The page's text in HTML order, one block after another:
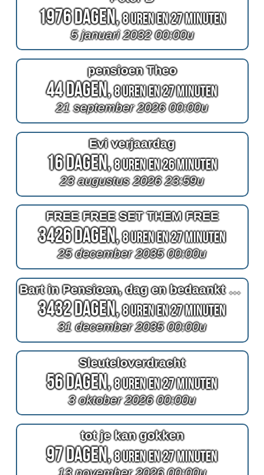
1976 Dagen,8 Uren en 27 Minuten
5 januari 2032 00:00u
pensioen Theo
44 Dagen,8 Uren en 27 Minuten
21 september 2026 00:00u
Evi verjaardag
16 Dagen,8 Uren en 26 Minuten
23 augustus 2026 23:59u
FREE FREE SET THEM FREE
3426 Dagen,8 Uren en 27 Minuten
25 december 2035 00:00u
Bart in Pensioen, dag en bedaankt eeh!
3432 Dagen,8 Uren en 27 Minuten
31 december 2035 00:00u
Sleuteloverdracht
56 Dagen,8 Uren en 27 Minuten
3 oktober 2026 00:00u
tot je kan gokken
97 Dagen,8 Uren en 27 Minuten